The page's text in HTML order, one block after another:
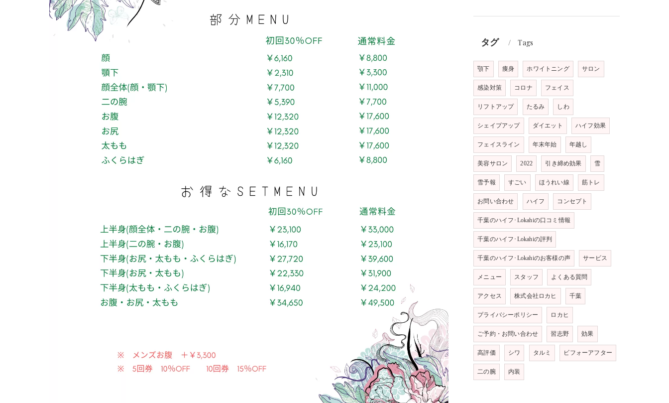
タグ Tags
顎下 痩身 ホワイトニング サロン
感染対策 コロナ フェイス
リフトアップ たるみ しわ
シェイプアップ ダイエット ハイフ効果
フェイスライン 年末年始 年越し
美容サロン 2022 引き締め効果 雪
雪予報 すごい ほうれい線 筋トレ
お問い合わせ ハイフ コンセプト
千葉のハイフ･Lokahiの口コミ情報
千葉のハイフ･Lokahiの評判
千葉のハイフ･Lokahiのお客様の声 サービス
メニュー スタッフ よくある質問
アクセス 株式会社ロカヒ 千葉
プライバシーポリシー ロカヒ
ご予約・お問い合わせ 習志野 効果
高評価 シワ タルミ ビフォーアフター
二の腕 内装